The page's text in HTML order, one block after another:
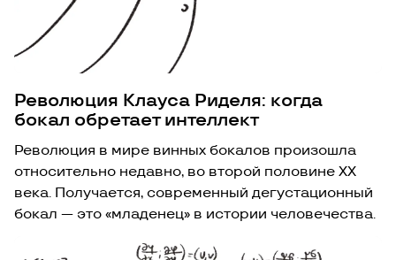
Революция Клауса Риделя: когда
бокал обретает интеллект
Революция в мире винных бокалов произошла
относительно недавно, во второй половине XX
века. Получается, современный дегустационный
бокал — это «младенец» в истории человечества.